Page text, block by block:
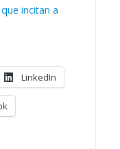
incitan a
LinkedIn